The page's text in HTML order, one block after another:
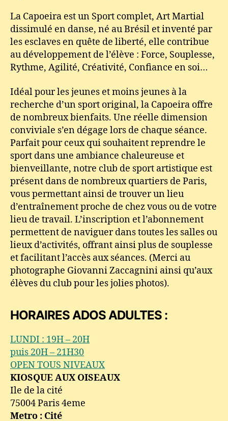
La Capoeira est un Sport complet, Art Martial
dissimulé en danse, né au Brésil et inventé par
les esclaves en quête de liberté, elle contribue
au développement de l’élève : Force, Souplesse,
Rythme, Agilité, Créativité, Confiance en soi…
Idéal pour les jeunes et moins jeunes à la
recherche d’un sport original, la Capoeira offre
de nombreux bienfaits. Une réelle dimension
conviviale s’en dégage lors de chaque séance.
Parfait pour ceux qui souhaitent reprendre le
sport dans une ambiance chaleureuse et
bienveillante, notre club de sport artistique est
présent dans de nombreux quartiers de Paris,
vous permettant ainsi de trouver un lieu
d’entraînement proche de chez vous ou de votre
lieu de travail. L’inscription et l’abonnement
permettent de naviguer dans toutes les salles ou
lieux d’activités, offrant ainsi plus de souplesse
et facilitant l’accès aux séances. (Merci au
photographe Giovanni Zaccagnini ainsi qu’aux
élèves du club pour les jolies photos).
HORAIRES ADOS ADULTES :
LUNDI : 19H – 20H
puis 20H – 21H30
OPEN TOUS NIVEAUX
KIOSQUE AUX OISEAUX
Ile de la cité
75004 Paris 4eme
Metro : Cité